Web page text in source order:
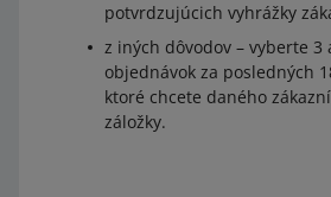
potvrdzujúcich vyhrážky
z iných dôvodov – vyberte 3
objednávok za posledných
ktoré chcete daného
záložky.